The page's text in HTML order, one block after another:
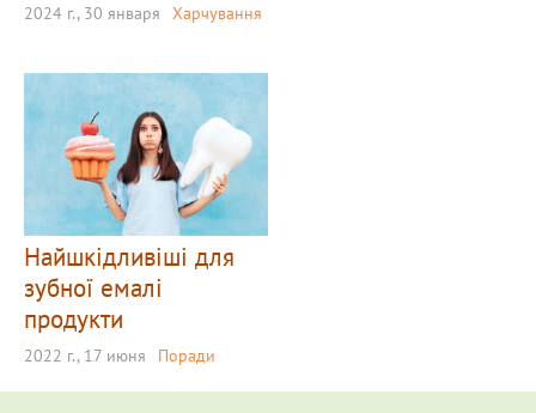
2024 г., 30 января Харчування
Найшкідливіші для
зубної емалі
продукти
2022 г., 17 июня Поради